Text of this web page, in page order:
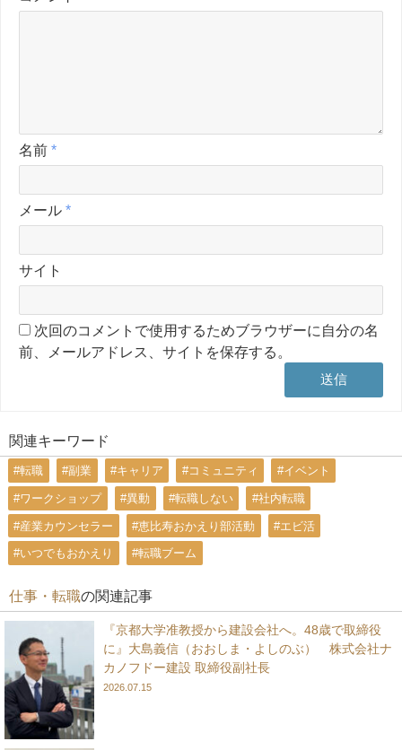
名前 *
メール *
サイト
次回のコメントで使用するためブラウザーに自分の名
前、メールアドレス、サイトを保存する。
関連キーワード
#転職 #副業 #キャリア #コミュニティ #イベント
#ワークショップ #異動 #転職しない #社内転職
#産業カウンセラー #恵比寿おかえり部活動 #エビ活
#いつでもおかえり #転職ブーム
仕事・転職の関連記事
『京都大学准教授から建設会社へ。48歳で取締役
に』大島義信（おおしま・よしのぶ） 株式会社ナ
カノフドー建設 取締役副社長
2026.07.15